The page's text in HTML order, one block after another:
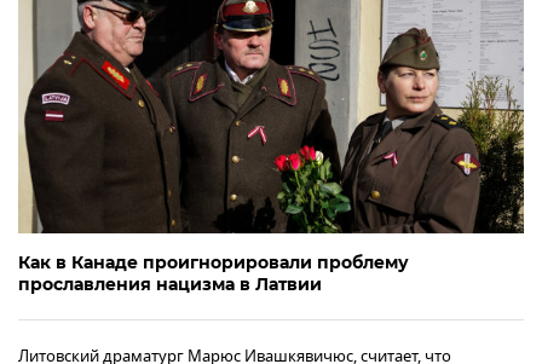
Как в Канаде проигнорировали проблему
прославления нацизма в Латвии
Литовский драматург Марюс Ивашкявичюс, считает, что